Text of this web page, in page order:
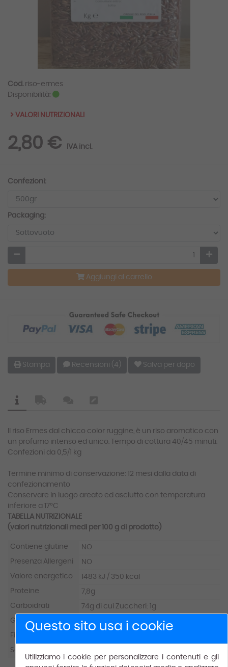
Cod. riso-ermes
Disponibilità:
VALORI NUTRIZIONALI
2,80 € IVA incl.
Confezioni:
Packaging:
Aggiungi al carrello
Stampa Recensioni (4) Salva per dopo
Il riso Ermes dal chicco color ruggine, è un riso aromatico con
un profumo intenso ed unico. Tempo di cottura 40/45 minuti.
Confezioni da 0,5/1 kg
Termine minimo di conservazione: 12 mesi dalla data di
confezionamento
Conservare in luogo areato ed asciutto con temperatura
inferiore a 17°C
TABELLA NUTRIZIONALE
(valori nutrizionali medi per 100 g di prodotto)
Contiene glutine
NO
Presenza Allergeni
NO
Valore energetico
1483 kJ / 350 kcal
Proteine
7,8g
Carboidrati
74g di cui Zuccheri: 1g
Grassi
2,2g di cui Acidi grassi saturi: 0,7g
Fibre
Sale
Questo sito usa i cookie
Utilizziamo i cookie per personalizzare i contenuti e gli